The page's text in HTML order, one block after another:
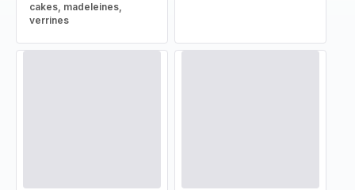
cakes, madeleines,
verrines